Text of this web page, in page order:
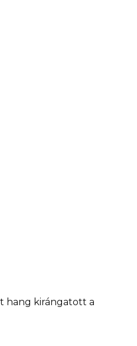
hang kirángatott a